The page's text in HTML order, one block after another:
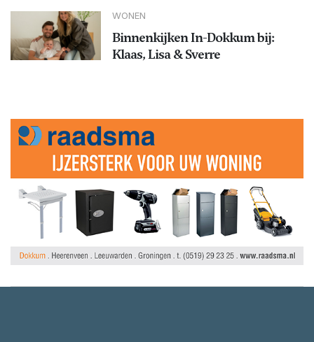
WONEN
Binnenkijken In-Dokkum bij:
Klaas, Lisa & Sverre